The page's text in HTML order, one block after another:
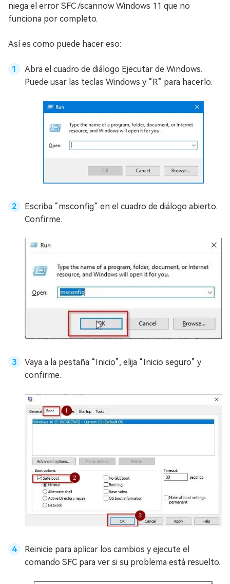
niega el error SFC /scannow Windows 11 que no
funciona por completo.
Así es como puede hacer eso:
Abra el cuadro de diálogo Ejecutar de Windows.
Puede usar las teclas Windows y “R” para hacerlo.
Escriba “msconfig” en el cuadro de diálogo abierto.
Confirme.
Vaya a la pestaña “Inicio”, elija “Inicio seguro” y
confirme.
Reinicie para aplicar los cambios y ejecute el
comando SFC para ver si su problema está resuelto.